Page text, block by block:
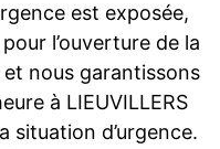
est exposée,
l’ouverture de la
nous garantissons
à LIEUVILLERS
situation d’urgence.